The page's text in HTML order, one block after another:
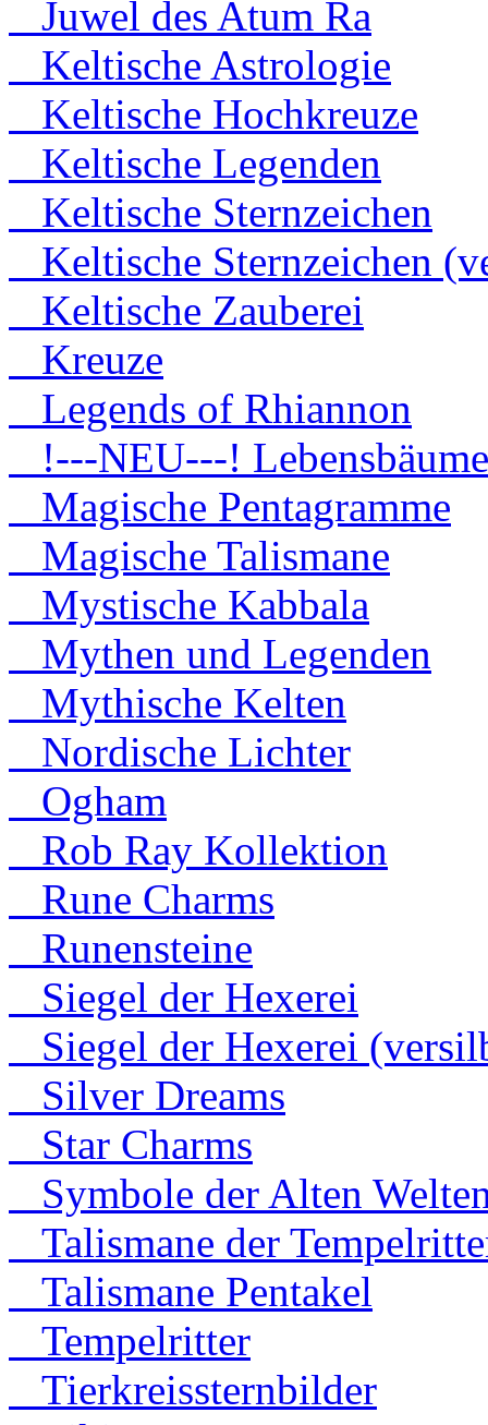
Juwel des Atum Ra
Keltische Astrologie
Keltische Hochkreuze
Keltische Legenden
Keltische Sternzeichen
Keltische Sternzeichen
Keltische Zauberei
Kreuze
Legends of Rhiannon
!---NEU---! Lebensbäume
Magische Pentagramme
Magische Talismane
Mystische Kabbala
Mythen und Legenden
Mythische Kelten
Nordische Lichter
Ogham
Rob Ray Kollektion
Rune Charms
Runensteine
Siegel der Hexerei
Siegel der Hexerei
Silver Dreams
Star Charms
Symbole der Alten
Talismane der
Talismane Pentakel
Tempelritter
Tierkreissternbilder